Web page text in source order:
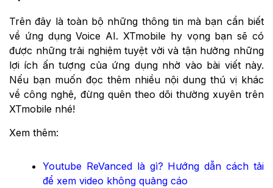
Trên đây là toàn bộ những thông tin mà bạn cần biết
về ứng dụng Voice AI. XTmobile hy vọng bạn sẽ có
được những trải nghiệm tuyệt vời và tận hưởng những
lợi ích ấn tượng của ứng dụng nhờ vào bài viết này.
Nếu bạn muốn đọc thêm nhiều nội dung thú vị khác
về công nghệ, đừng quên theo dõi thường xuyên trên
XTmobile nhé!
Xem thêm:
Youtube ReVanced là gì? Hướng dẫn cách tải
để xem video không quảng cáo